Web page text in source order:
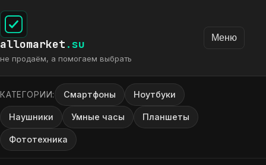
allomarket .su
не продаём, а помогаем выбрать
Меню
КАТЕГОРИИ: Смартфоны Ноутбуки
Наушники Умные часы Планшеты
Фототехника